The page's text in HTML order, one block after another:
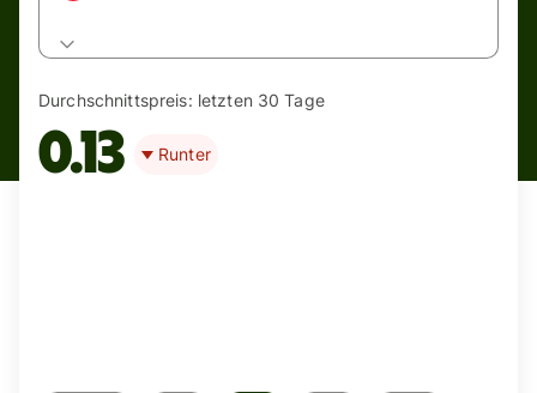
Durchschnittspreis: letzten 30 Tage
0.13 Runter